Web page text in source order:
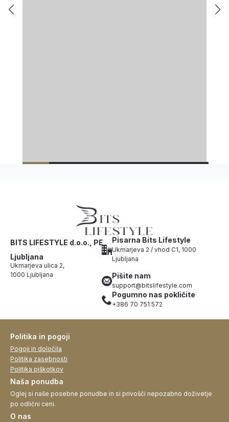
BITS LIFESTYLE d.o.o., PE
Ljubljana
Ukmarjeva ulica 2,
1000 Ljubljana
Pisarna Bits Lifestyle
Ukmarjeva 2 / vhod C1, 1000
Ljubljana
Pišite nam
support@bitslifestyle.com
Pogumno nas pokličite
+386 70 751 572
O nas
Naša ponudba
Oglej si naše posebne ponudbe in si privošči nepozabno doživetje
po odlični ceni.
Politika in pogoji
Pogoji in določila
Politika zasebnosti
Politika piškotkov